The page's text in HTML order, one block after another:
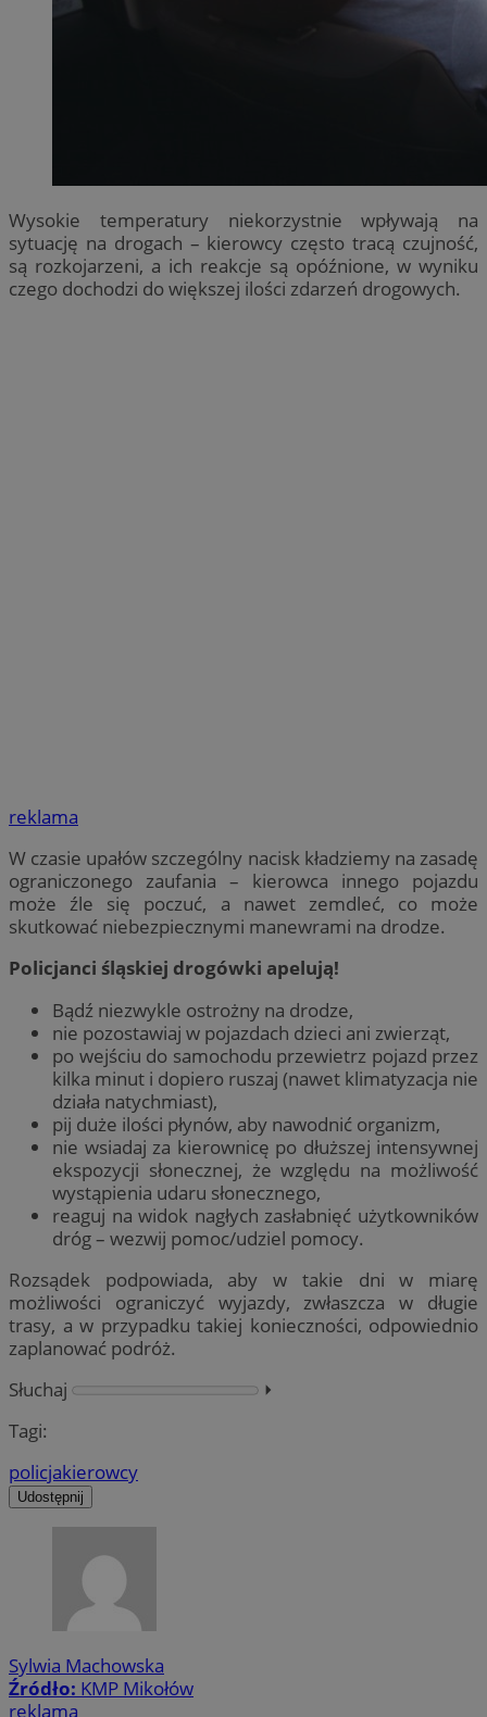
Wysokie temperatury niekorzystnie wpływają na
sytuację na drogach – kierowcy często tracą czujność,
są rozkojarzeni, a ich reakcje są opóźnione, w wyniku
czego dochodzi do większej ilości zdarzeń drogowych.
reklama
W czasie upałów szczególny nacisk kładziemy na zasadę
ograniczonego zaufania – kierowca innego pojazdu
może źle się poczuć, a nawet zemdleć, co może
skutkować niebezpiecznymi manewrami na drodze.
Policjanci śląskiej drogówki apelują!
Bądź niezwykle ostrożny na drodze,
nie pozostawiaj w pojazdach dzieci ani zwierząt,
po wejściu do samochodu przewietrz pojazd przez
kilka minut i dopiero ruszaj (nawet klimatyzacja nie
działa natychmiast),
pij duże ilości płynów, aby nawodnić organizm,
nie wsiadaj za kierownicę po dłuższej intensywnej
ekspozycji słonecznej, że względu na możliwość
wystąpienia udaru słonecznego,
reaguj na widok nagłych zasłabnięć użytkowników
dróg – wezwij pomoc/udziel pomocy.
Rozsądek podpowiada, aby w takie dni w miarę
możliwości ograniczyć wyjazdy, zwłaszcza w długie
trasy, a w przypadku takiej konieczności, odpowiednio
zaplanować podróż.
Słuchaj
⏵︎
Tagi:
policjakierowcy
Udostępnij
Sylwia Machowska
Źródło: KMP Mikołów
reklama